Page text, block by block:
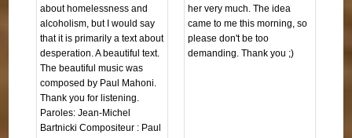
about homelessness and
alcoholism, but I would say
that it is primarily a text about
desperation. A beautiful text.
The beautiful music was
composed by Paul Mahoni.
Thank you for listening.
Paroles: Jean-Michel
Bartnicki Compositeur : Paul
her very much. The idea
came to me this morning, so
please don't be too
demanding. Thank you ;)